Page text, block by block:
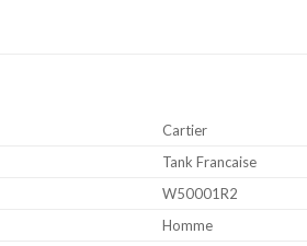
Cartier
Tank Francaise
W50001R2
Homme